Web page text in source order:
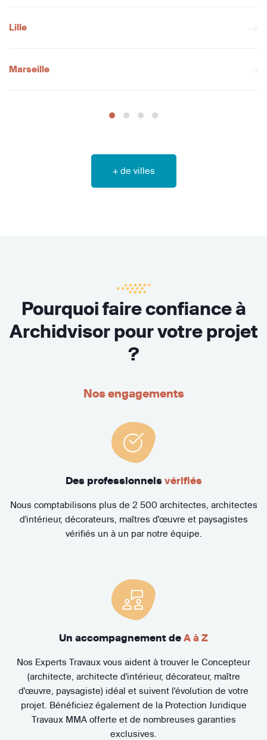
Lille
Marseille
+ de villes
Pourquoi faire confiance à
Archidvisor pour votre projet
?
Nos engagements
Des professionnels vérifiés
Nous comptabilisons plus de 2 500 architectes, architectes
d'intérieur, décorateurs, maîtres d'œuvre et paysagistes
vérifiés un à un par notre équipe.
Un accompagnement de A à Z
Nos Experts Travaux vous aident à trouver le Concepteur
(architecte, architecte d'intérieur, décorateur, maître
d'œuvre, paysagiste) idéal et suivent l'évolution de votre
projet. Bénéficiez également de la Protection Juridique
Travaux MMA offerte et de nombreuses garanties
exclusives.